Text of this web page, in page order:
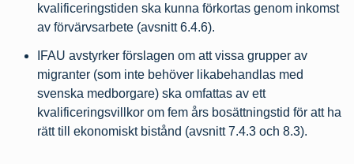
kvalificeringstiden ska kunna förkortas genom inkomst
av förvärvsarbete (avsnitt 6.4.6).
IFAU avstyrker förslagen om att vissa grupper av
migranter (som inte behöver likabehandlas med
svenska medborgare) ska omfattas av ett
kvalificeringsvillkor om fem års bosättningstid för att ha
rätt till ekonomiskt bistånd (avsnitt 7.4.3 och 8.3).